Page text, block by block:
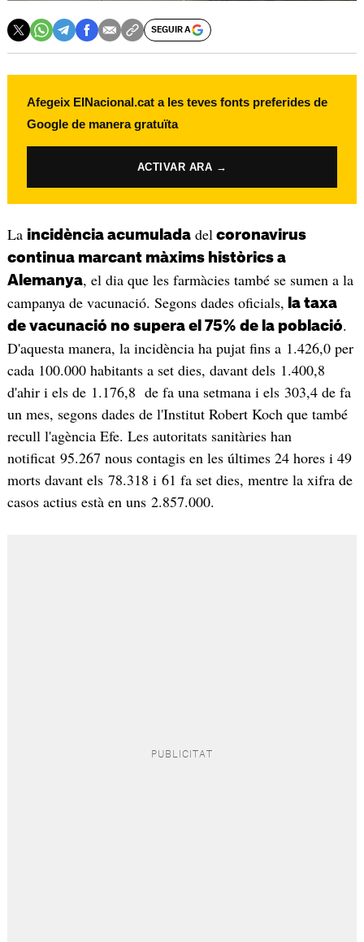
SEGUIR A
Afegeix ElNacional.cat a les teves fonts preferides de
Google de manera gratuïta
ACTIVAR ARA →
La incidència acumuladadel coronavirus
continua marcant màxims històrics a
Alemanya, el dia que les farmàcies també se sumen a la
campanya de vacunació. Segons dades oficials, la taxa
de vacunació no supera el 75% de la població.
D'aquesta manera, la incidència ha pujat fins a 1.426,0 per
cada 100.000 habitants a set dies, davant dels 1.400,8
d'ahir i els de 1.176,8 de fa una setmana i els 303,4 de fa
un mes, segons dades de l'Institut Robert Koch que també
recull l'agència Efe. Les autoritats sanitàries han
notificat 95.267 nous contagis en les últimes 24 hores i 49
morts davant els 78.318 i 61 fa set dies, mentre la xifra de
casos actius està en uns 2.857.000.